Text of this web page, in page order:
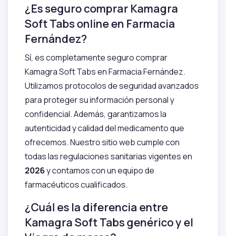
¿Es seguro comprar Kamagra
Soft Tabs online en Farmacia
Fernández?
Sí, es completamente seguro comprar
Kamagra Soft Tabs en Farmacia Fernández.
Utilizamos protocolos de seguridad avanzados
para proteger su información personal y
confidencial. Además, garantizamos la
autenticidad y calidad del medicamento que
ofrecemos. Nuestro sitio web cumple con
todas las regulaciones sanitarias vigentes en
2026y contamos con un equipo de
farmacéuticos cualificados.
¿Cuál es la diferencia entre
Kamagra Soft Tabs genérico y el